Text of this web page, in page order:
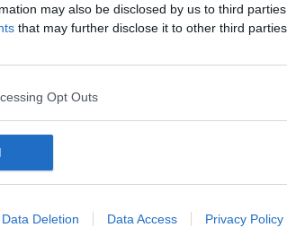
may also be disclosed by us to third
that may further disclose it to other third parties.
Opt Outs
Data Deletion Data Access Privacy Policy